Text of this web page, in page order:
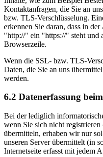
Kontaktanfragen, die Sie an
bzw. TLS-Verschlüsselung.
erkennen Sie daran, dass in
"http://" ein "https://" steht und
Browserzeile.
Wenn die SSL- bzw. TLS-
Daten, die Sie an uns
werden.
6.2 Datenerfassung
Bei der lediglich
wenn Sie sich nicht
übermitteln, erhaben wir nur
unseren Server übermittelt (in
Internetseite erfasst mit jedem